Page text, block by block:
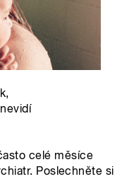
celé měsíce
Poslechněte si